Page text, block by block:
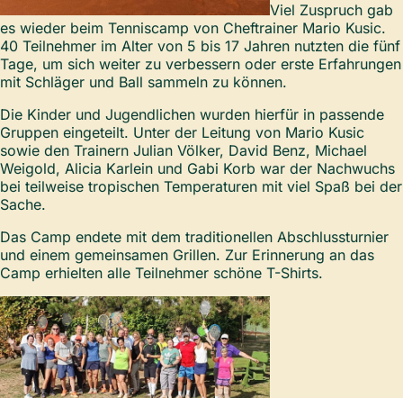
Viel Zuspruch gab
es wieder beim Tenniscamp von Cheftrainer Mario Kusic.
40 Teilnehmer im Alter von 5 bis 17 Jahren nutzten die fünf
Tage, um sich weiter zu verbessern oder erste Erfahrungen
mit Schläger und Ball sammeln zu können.
Die Kinder und Jugendlichen wurden hierfür in passende
Gruppen eingeteilt. Unter der Leitung von Mario Kusic
sowie den Trainern Julian Völker, David Benz, Michael
Weigold, Alicia Karlein und Gabi Korb war der Nachwuchs
bei teilweise tropischen Temperaturen mit viel Spaß bei der
Sache.
Das Camp endete mit dem traditionellen Abschlussturnier
und einem gemeinsamen Grillen. Zur Erinnerung an das
Camp erhielten alle Teilnehmer schöne T-Shirts.